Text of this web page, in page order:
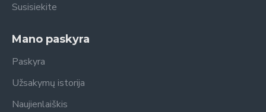
Susisiekite
Mano paskyra
Paskyra
Užsakymų istorija
Naujienlaiškis